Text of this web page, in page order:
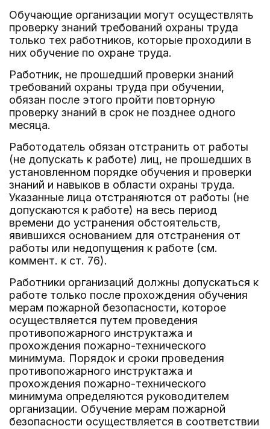
Обучающие организации могут осуществлять
проверку знаний требований охраны труда
только тех работников, которые проходили в
них обучение по охране труда.
Работник, не прошедший проверки знаний
требований охраны труда при обучении,
обязан после этого пройти повторную
проверку знаний в срок не позднее одного
месяца.
Работодатель обязан отстранить от работы
(не допускать к работе) лиц, не прошедших в
установленном порядке обучения и проверки
знаний и навыков в области охраны труда.
Указанные лица отстраняются от работы (не
допускаются к работе) на весь период
времени до устранения обстоятельств,
явившихся основанием для отстранения от
работы или недопущения к работе (см.
коммент. к ст. 76).
Работники организаций должны допускаться к
работе только после прохождения обучения
мерам пожарной безопасности, которое
осуществляется путем проведения
противопожарного инструктажа и
прохождения пожарно-технического
минимума. Порядок и сроки проведения
противопожарного инструктажа и
прохождения пожарно-технического
минимума определяются руководителем
организации. Обучение мерам пожарной
безопасности осуществляется в соответствии